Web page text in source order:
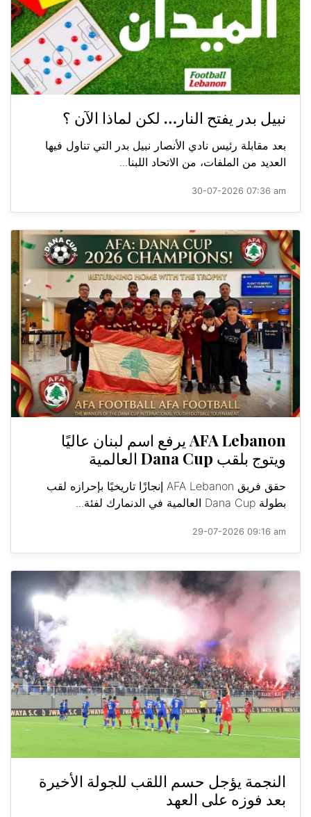
نبيل بدر يفتح النار… لكن لماذا الآن ؟
بعد مقابلة رئيس نادي الأنصار نبيل بدر التي تناول فيها
العديد من الملفات، من الاتحاد اللبنا...
30-07-2026 07:36 am
AFA Lebanon يرفع اسم لبنان عاليًا
ويتوج بلقب Dana Cup العالمية
حقق فريق AFA Lebanon إنجازًا تاريخيًا بإحرازه لقب
بطولة Dana Cup العالمية في الدنمارك لفئة...
29-07-2026 09:16 am
النجمة يؤجل حسم اللقب للجولة الأخيرة
بعد فوزه على العهد